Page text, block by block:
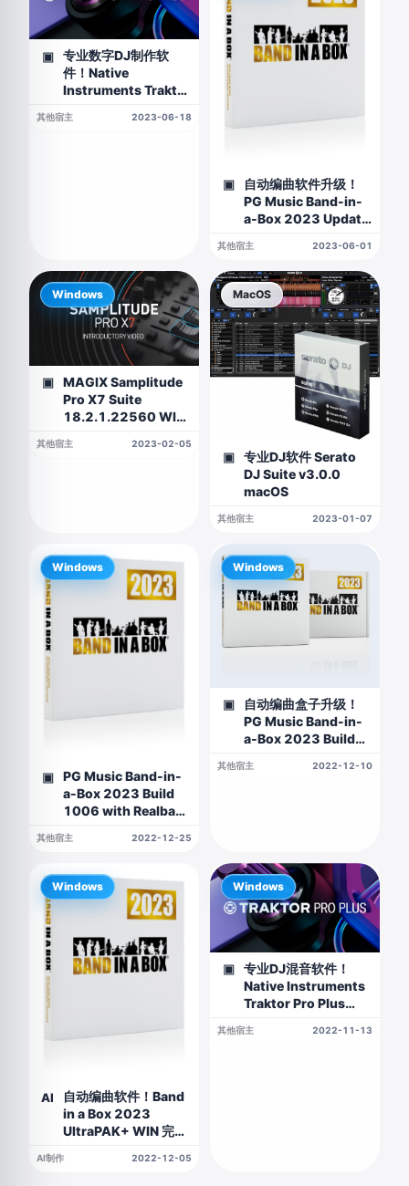
▣
专业数字DJ制作软
件！Native
Instruments Traktor
macOS版
其他宿主 2023-06-18
▣
自动编曲软件升级！
PG Music Band-in-
a-Box 2023 Update
其他宿主 2023-06-01
▣
MAGIX Samplitude
Pro X7 Suite
18.2.1.22560 WIN
其他宿主 2023-02-05
Windows
▣
专业DJ软件 Serato
DJ Suite v3.0.0
macOS
其他宿主 2023-01-07
MacOS
▣
PG Music Band-in-
a-Box 2023 Build
1006 with Realband
其他宿主 2022-12-25
Windows
▣
自动编曲盒子升级！
PG Music Band-in-
a-Box 2023 Build
2023 WiN
其他宿主 2022-12-10
Windows
AI
自动编曲软件！Band
in a Box 2023
UltraPAK+ WIN 完整
AI制作 2022-12-05
Windows
▣
专业DJ混音软件！
Native Instruments
Traktor Pro Plus
其他宿主 2022-11-13
Windows